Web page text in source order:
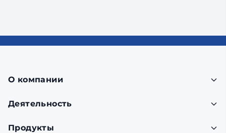
О компании
Деятельность
Продукты